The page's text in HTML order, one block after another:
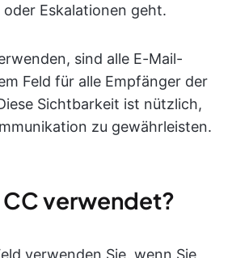
Eskalationen geht.
sind alle E-Mail-
Feld für alle Empfänger der
Sichtbarkeit ist nützlich,
zu gewährleisten.
verwendet?
verwenden Sie, wenn Sie